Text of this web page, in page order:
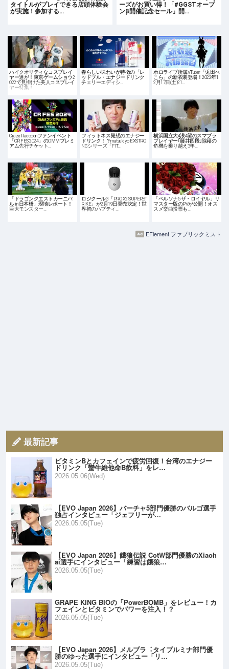
タイトルがプレイできる店頭体験会
が実施！参加する…
ーズがお買い得！「#GGSTオープ
ンβ開催記念セール」開…
ハイクオリティなコスプレイ
ヤー達が！東京ゲームショウ2
022で見掛けた美人コスプレイ
ヤー特集！
春らしい味わいが特徴の「レ
ッドブル・エナジードリンク
チェリーエディシ…
ホロライブ所属VTuber「兎田ぺ
こら」の新⾐装登場！2022年1
2月17日(土)21…
Crazy Raccoonファンイベント
「CR FES 2024」のDMMプレミ
アム先行チケット…
フィットネス発想のエナジー
ドリンク！？matsukiyo EXSTRO
NGシリーズ「FIT…
横浜国立大4浪4留のスマブラ
プレイヤー｢藤井四段｣除籍の
危機を乗り越え3年…
「ドラゴンクエストカーニバ
ル in 日本橋」現地レポート！
巨大モンスター…
ロジクールG「PRO X2 SUPERST
RIKE」が2月19日発売決定！世
界初のハプティ…
「ペルソナ5 ザ・ロイヤル」リ
マスター版のPVが公開！オス
スメ楽曲投票も…
EFlement ファブリックミスト
最新記事
ビタミンBとカフェインで疲労回復！台湾のエナジー
ドリンク「蠻牛維他命B飲料」をレ…
2026.05.06(Wed)
【EVO Japan 2026】バーチャ5部門優勝のバルゴ選手
独占インタビュー「ジェフリーが…
2026.05.05(Tue)
【EVO Japan 2026】餓狼伝説 CotW部門優勝のXiaoh
ai選手にインタビュー「練習は餓狼…
2026.05.05(Tue)
GRAPE KING BIOの「PowerBOMB」をレビュー！カ
フェインとビタミンでパワーを注入！？
2026.05.05(Tue)
【EVO Japan 2026】メルブラ︓タイプルミナ部門優
勝のゆった選手にインタビュー「リ…
2026.05.05(Tue)